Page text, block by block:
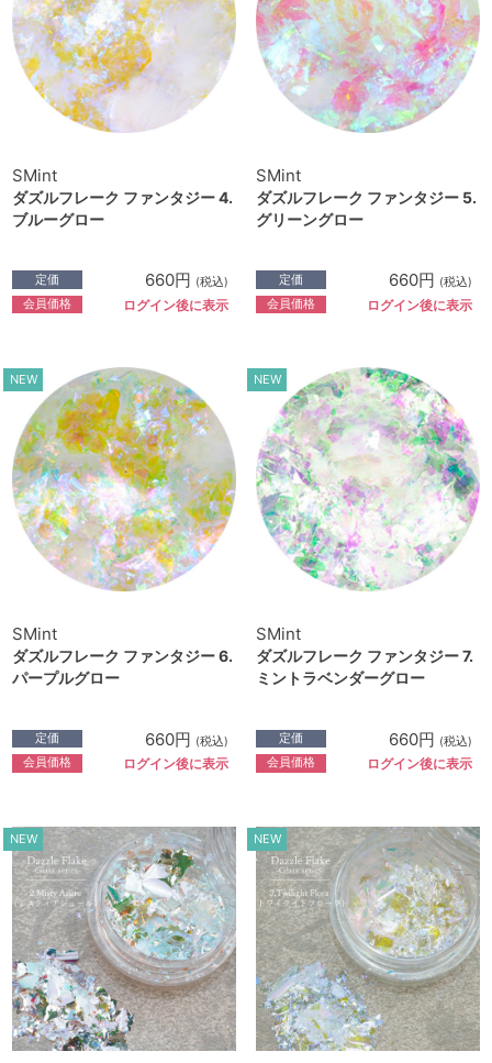
SMint
ダズルフレーク ファンタジー 4.
ブルーグロー
定価 660円 (税込)
会員価格 ログイン後に表示
SMint
ダズルフレーク ファンタジー 5.
グリーングロー
定価 660円 (税込)
会員価格 ログイン後に表示
NEW
SMint
ダズルフレーク ファンタジー 6.
パープルグロー
定価 660円 (税込)
会員価格 ログイン後に表示
NEW
SMint
ダズルフレーク ファンタジー 7.
ミントラベンダーグロー
定価 660円 (税込)
会員価格 ログイン後に表示
NEW NEW